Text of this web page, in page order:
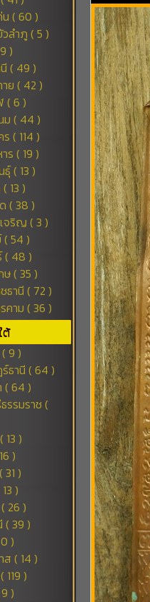
( 60 )
ลำภู ( 5 )
)
( 49 )
ย ( 42 )
( 6 )
ม ( 44 )
( 114 )
ร ( 19 )
( 13 )
13 )
( 38 )
จริญ ( 3 )
( 54 )
( 48 )
ษ ( 35 )
ธานี ( 72 )
คาม ( 36 )
ต้
9 )
ธานี ( 64 )
( 64 )
รรมราช (
13 )
)
)
)
26 )
( 39 )
)
ส ( 14 )
)
)